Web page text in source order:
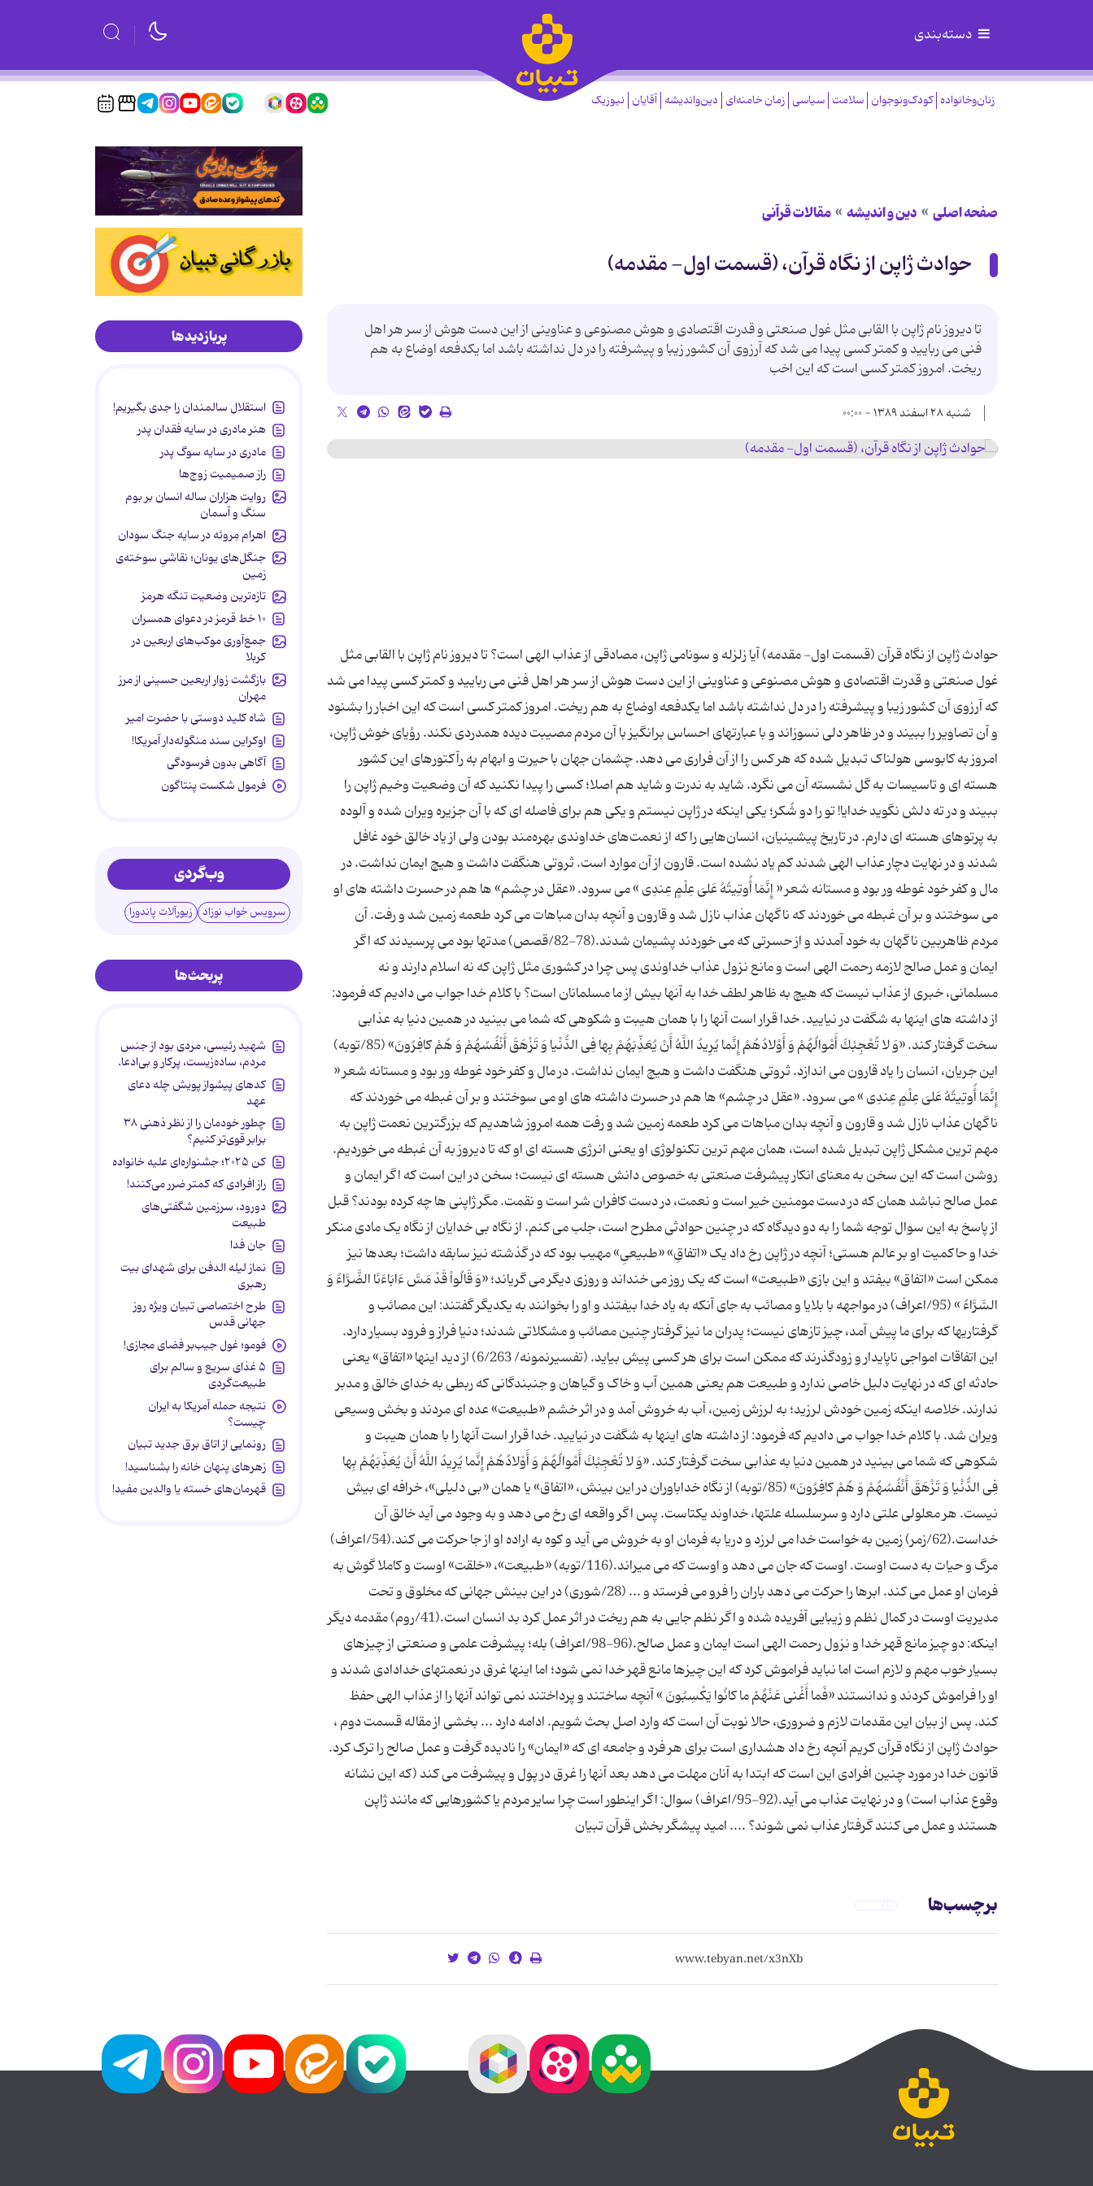
دسته‌بندی
زنان‌وخانواده کودک‌ونوجوان سلامت سیاسی زمان خامنه‌ای دین‌واندیشه آقایان نیوزیک
صفحه اصلی دین و اندیشه مقالات قرآنی
حوادث ژاپن از نگاه قرآن، (قسمت اول- مقدمه)
تا دیروز نام ژاپن با القابی مثل غول صنعتی و قدرت اقتصادی و هوش مصنوعی و عناوینی از این دست هوش از سر هر اهل
فنی می ربایید و کمتر کسی پیدا می شد که آرزوی آن کشور زیبا و پیشرفته را در دل نداشته باشد اما یکدفعه اوضاع به هم
ریخت. امروز کمتر کسی است که این اخب
شنبه ۲۸ اسفند ۱۳۸۹ - ۰۰:۰۰
حوادث ژاپن از نگاه قرآن (قسمت اول- مقدمه) آیا زلزله و سونامی ژاپن، مصادقی از عذاب الهی است؟ تا دیروز نام ژاپن با القابی مثل
غول صنعتی و قدرت اقتصادی و هوش مصنوعی و عناوینی از این دست هوش از سر هر اهل فنی می ربایید و کمتر کسی پیدا می شد
که آرزوی آن کشور زیبا و پیشرفته را در دل نداشته باشد اما یکدفعه اوضاع به هم ریخت. امروز کمتر کسی است که این اخبار را بشنود
و آن تصاویر را ببیند و در ظاهر دلی نسوزاند و با عبارتهای احساس برانگیز با آن مردم مصیبت دیده همدردی نکند. رؤیای خوش ژاپن،
امروز به کابوسی هولناک تبدیل شده که هر کس را از آن فراری می دهد. چشمان جهان با حیرت و ابهام به رآکتورهای این کشور
هسته ای و تاسیسات به گل نشسته آن می نگرد. شاید به ندرت و شاید هم اصلا؛ کسی را پیدا نکنید که آن وضعیت وخیم ژاپن را
ببیند و در ته دلش نگوید خدایا! تو را دو شُکر؛ یکی اینکه در ژاپن نیستم و یکی هم برای فاصله ای که با آن جزیره ویران شده و آلوده
به پرتوهای هسته ای دارم. در تاریخ پیشینیان، انسان‌هایی را که از نعمت‌های خداوندی بهره‌مند بودن ولی از یاد خالق خود غافل
شدند و در نهایت دچار عذاب الهی شدند کم یاد نشده است. قارون از آن موارد است. ثروتی هنگفت داشت و هیچ ایمان نداشت. در
مال و کفر خود غوطه ور بود و مستانه شعر « إِنَّمَا أُوتِیتُهُ عَلىَ‏ عِلْمٍ عِندِى » می سرود. «عقل در چشم» ها هم در حسرت داشته های او
می سوختند و بر آن غبطه می خوردند که ناگهان عذاب نازل شد و قارون و آنچه بدان مباهات می کرد طعمه زمین شد و رفت. آن
مردم ظاهربین ناگهان به خود آمدند و از حسرتی که می خوردند پشیمان شدند.(78-82/قصص) مدتها بود می پرسیدند که اگر
ایمان و عمل صالح لازمه رحمت الهی است و مانع نزول عذاب خداوندی پس چرا در کشوری مثل ژاپن که نه اسلام دارند و نه
مسلمانی، خبری از عذاب نیست که هیچ به ظاهر لطف خدا به آنها بیش از ما مسلمانان است؟ با کلام خدا جواب می دادیم که فرمود:
از داشته های اینها به شگفت در نیایید. خدا قرار است آنها را با همان هیبت و شکوهی که شما می بینید در همین دنیا به عذابی
سخت گرفتار کند. «وَ لا تُعْجِبْكَ أَمْوالُهُمْ وَ أَوْلادُهُمْ إِنَّما یُرِیدُ اللَّهُ أَنْ یُعَذِّبَهُمْ بِها فِی الدُّنْیا وَ تَزْهَقَ أَنْفُسُهُمْ وَ هُمْ كافِرُونَ» (85/توبه)
این جریان، انسان را یاد قارون می اندازد. ثروتی هنگفت داشت و هیچ ایمان نداشت. در مال و کفر خود غوطه ور بود و مستانه شعر «
إِنَّمَا أُوتِیتُهُ عَلىَ‏ عِلْمٍ عِندِى » می سرود. «عقل در چشم» ها هم در حسرت داشته های او می سوختند و بر آن غبطه می خوردند که
ناگهان عذاب نازل شد و قارون و آنچه بدان مباهات می کرد طعمه زمین شد و رفت همه امروز شاهدیم که بزرگترین نعمت ژاپن به
مهم ترین مشکل ژاپن تبدیل شده است، همان مهم ترین تکنولوژی او یعنی انرژی هسته ای او که تا دیروز به آن غبطه می خوردیم.
روشن است که این سخن به معنای انکار پیشرفت صنعتی به خصوص دانش هسته ای نیست؛ سخن در این است که اگر ایمان و
عمل صالح نباشد همان که در دست مومنین خیر است و نعمت، در دست کافران شر است و نقمت. مگر ژاپنی ها چه کرده بودند؟ قبل
از پاسخ به این سوال توجه شما را به دو دیدگاه که در چنین حوادثی مطرح است، جلب می کنم. از نگاه بی خدایان از نگاه یک مادی منکر
خدا و حاکمیت او بر عالم هستی؛ آنچه در ژاپن رخ داد یک «اتفاقِ» «طبیعیِ» مهیب بود که در گذشته نیز سابقه داشت؛ بعدها نیز
ممکن است «اتفاق» بیفتد و این بازی «طبیعت» است که یک روز می خنداند و روزی دیگر می گریاند؛ «وَ قَالُواْ قَدْ مَسَّ ءَابَاءَنَا الضَّرَّاءُ وَ
السَّرَّاءُ » (95/اعراف) در مواجهه با بلایا و مصائب به جای آنکه به یاد خدا بیفتند و او را بخوانند به یکدیگر گفتند: این مصائب و
گرفتاریها که برای ما پیش آمد، چیز تازه‏اى نیست؛ پدران ما نیز گرفتار چنین مصائب و مشكلاتى شدند؛ دنیا فراز و فرود بسیار دارد.
این اتفاقات امواجى ناپایدار و زودگذرند که ممکن است برای هر کسی پیش بیاید. (تفسیرنمونه/ 6/263) از دید اینها «اتفاق» یعنی
حادثه ای که در نهایت دلیل خاصی ندارد و طبیعت هم یعنی همین آب و خاک و گیاهان و جنبندگانی که ربطی به خدای خالق و مدبر
ندارند. خلاصه اینکه زمین خودش لرزید؛ به لرزش زمین، آب به خروش آمد و در اثر خشم «طبیعت» عده ای مردند و بخش وسیعی
ویران شد. با کلام خدا جواب می دادیم که فرمود: از داشته های اینها به شگفت در نیایید. خدا قرار است آنها را با همان هیبت و
شکوهی که شما می بینید در همین دنیا به عذابی سخت گرفتار کند. «وَ لا تُعْجِبْكَ أَمْوالُهُمْ وَ أَوْلادُهُمْ إِنَّما یُرِیدُ اللَّهُ أَنْ یُعَذِّبَهُمْ بِها
فِی الدُّنْیا وَ تَزْهَقَ أَنْفُسُهُمْ وَ هُمْ كافِرُونَ» (85/توبه) از نگاه خداباوران در این بینش، «اتفاق» یا همان «بی دلیلی»، خرافه ای بیش
نیست. هر معلولی علتی دارد و سرسلسله علتها، خداوند یکتاست. پس اگر واقعه ای رخ می دهد و به وجود می آید خالق آن
خداست.(62/زمر) زمین به خواست خدا می لرزد و دریا به فرمان او به خروش می آید و کوه به اراده او از جا حرکت می کند.(54/اعراف)
مرگ و حیات به دست اوست. اوست که جان می دهد و اوست که می میراند.(116/توبه) «طبیعت»، «خلقت» اوست و کاملا گوش به
فرمان او عمل می کند. ابرها را حرکت می دهد باران را فرو می فرستد و ... (28/شوری) در این بینش جهانی که مخلوق و تحت
مدیریت اوست در کمال نظم و زیبایی آفریده شده و اگر نظم جایی به هم ریخت در اثر عمل کرد بد انسان است.(41/روم) مقدمه دیگر
اینکه: دو چیز مانع قهر خدا و نزول رحمت الهی است ایمان و عمل صالح.(96-98/اعراف) بله؛ پیشرفت علمی و صنعتی از چیزهای
بسیار خوب مهم و لازم است اما نباید فراموش کرد که این چیزها مانع قهر خدا نمی شود؛ اما اینها غرق در نعمتهای خدادادی شدند و
او را فراموش کردند و ندانستند «فَما أَغْنى‏ عَنْهُمْ ما كانُوا یَكْسِبُونَ » آنچه ساختند و پرداختند نمی تواند آنها را از عذاب الهی حفظ
کند. پس از بیان این مقدمات لازم و ضروری، حالا نوبت آن است که وارد اصل بحث شویم. ادامه دارد ... بخشی از مقاله قسمت دوم ،
حوادث ژاپن از نگاه قرآن کریم آنچه رخ داد هشداری است برای هر فرد و جامعه ای که «ایمان» را نادیده گرفت و عمل صالح را ترک کرد.
قانون خدا در مورد چنین افرادی این است که ابتدا به آنان مهلت می دهد بعد آنها را غرق در پول و پیشرفت می کند (که این نشانه
وقوع عذاب است) و در نهایت عذاب می آید.(92-95/اعراف) سوال: اگر اینطور است چرا سایر مردم یا کشورهایی که مانند ژاپن
هستند و عمل می کنند گرفتار عذاب نمی شوند؟ .... امید پیشگر بخش قرآن تبیان
برچسب‌ها
پربازدیدها
استقلال سالمندان را جدی بگیریم!
هنر مادری در سایه‌ فقدان پدر
مادری در سایه سوگ پدر
راز صمیمیت زوج‌ها
روایت هزاران ساله انسان بر بوم
سنگ و آسمان
اهرام مِروئه در سایه جنگ سودان
جنگل‌های یونان؛ نقاشیِ سوخته‌ی
زمین
تازه‌ترین وضعیت تنگه هرمز
۱۰ خط قرمز در دعوای همسران
جمع‌آوری موکب‌های اربعین در
کربلا
بازگشت زوار اربعین حسینی از مرز
مهران
شاه کلید دوستی با حضرت امیر
اوکراین سند منگوله‌دار آمریکا!
آگاهی بدون فرسودگی
فرمول شکست پنتاگون
وب‌گردی
سرویس خواب نوزاد زیورآلات پاندورا
پربحث‌ها
شهید رئیسی، مردی بود از جنس
مردم، ساده‌زیست، پرکار و بی‌ادعا.
کدهای پیشواز پویش چله دعای
عهد
چطور خودمان را از نظر ذهنی ۳۸
برابر قوی‌تر کنیم؟
کن ۲۰۲۵؛ جشنواره‌ای علیه خانواده
راز افرادی که کمتر ضرر می‌کنند!
دورود، سرزمین شگفتی‌های
طبیعت
جان فدا
نماز لیله الدفن برای شهدای بیت
رهبری
طرح اختصاصی تبیان ویژه روز
جهانی قدس
فومو؛ غول جیب‌بر فضای مجازی!
۵ غذای سریع و سالم برای
طبیعت‌گردی
نتیجه حمله آمریکا به ایران
چیست؟
رونمایی از اتاق برق جدید تبیان
زهرهای پنهان خانه را بشناسید!
قهرمان‌های خسته یا والدین مفید!